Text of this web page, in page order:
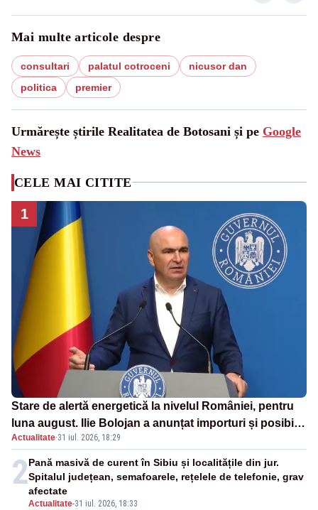
Mai multe articole despre
consultari palatul cotroceni
nicusor dan
politica
premier
Urmărește știrile Realitatea de Botosani și pe Google
News
CELE MAI CITITE
1
Stare de alertă energetică la nivelul României, pentru
luna august. Ilie Bolojan a anunțat importuri și posibile
restricții – VIDEO
Actualitate·31 iul. 2026, 18:29
2
Actualitate-31 iul. 2026, 18:33
Pană masivă de curent în Sibiu și localitățile din jur.
Spitalul județean, semafoarele, rețelele de telefonie, grav
afectate